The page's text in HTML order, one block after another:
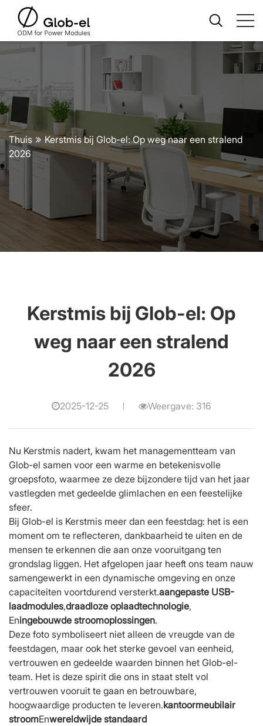
Thuis
Kerstmis bij Glob-el: Op weg naar een stralend
2026
Kerstmis bij Glob-el: Op
weg naar een stralend
2026
2025-12-25 Weergave: 316
Nu Kerstmis nadert, kwam het managementteam van
Glob-el samen voor een warme en betekenisvolle
groepsfoto, waarmee ze deze bijzondere tijd van het jaar
vastlegden met gedeelde glimlachen en een feestelijke
sfeer.
Bij Glob-el is Kerstmis meer dan een feestdag: het is een
moment om te reflecteren, dankbaarheid te uiten en de
mensen te erkennen die aan onze vooruitgang ten
grondslag liggen. Het afgelopen jaar heeft ons team nauw
samengewerkt in een dynamische omgeving en onze
capaciteiten voortdurend versterkt.aangepaste USB-
laadmodules,draadloze oplaadtechnologie,
Eningebouwde stroomoplossingen.
Deze foto symboliseert niet alleen de vreugde van de
feestdagen, maar ook het sterke gevoel van eenheid,
vertrouwen en gedeelde waarden binnen het Glob-el-
team. Het is deze spirit die ons in staat stelt vol
vertrouwen vooruit te gaan en betrouwbare,
hoogwaardige producten te leveren.kantoormeubilair
stroomEnwereldwijde standaard